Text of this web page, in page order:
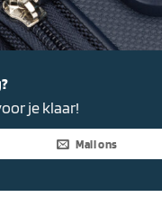
je klaar!
Mail ons